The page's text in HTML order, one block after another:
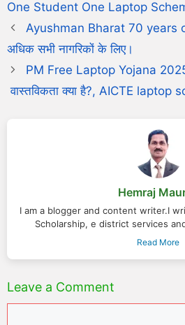
One Student One Laptop
Ayushman Bharat 70 years
अधिक सभी नागरिकों के लिए।
PM Free Laptop Yojana
वास्तविकता क्या है?, AICTE laptop
Hemraj
I am a blogger and content writer.I
Scholarship, e district services
Read More
Leave a Comment